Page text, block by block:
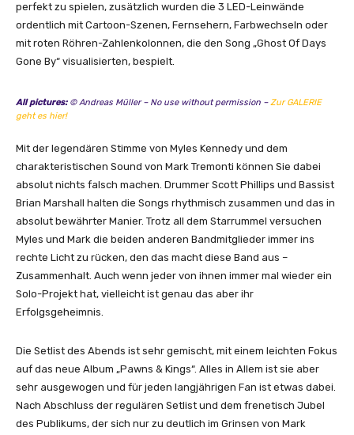
perfekt zu spielen, zusätzlich wurden die 3 LED-Leinwände
ordentlich mit Cartoon-Szenen, Fernsehern, Farbwechseln oder
mit roten Röhren-Zahlenkolonnen, die den Song „Ghost Of Days
Gone By“ visualisierten, bespielt.
All pictures:© Andreas Müller – No use without permission –Zur GALERIE
geht es hier!
Mit der legendären Stimme von Myles Kennedy und dem
charakteristischen Sound von Mark Tremonti können Sie dabei
absolut nichts falsch machen. Drummer Scott Phillips und Bassist
Brian Marshall halten die Songs rhythmisch zusammen und das in
absolut bewährter Manier. Trotz all dem Starrummel versuchen
Myles und Mark die beiden anderen Bandmitglieder immer ins
rechte Licht zu rücken, den das macht diese Band aus –
Zusammenhalt. Auch wenn jeder von ihnen immer mal wieder ein
Solo-Projekt hat, vielleicht ist genau das aber ihr
Erfolgsgeheimnis.
Die Setlist des Abends ist sehr gemischt, mit einem leichten Fokus
auf das neue Album „Pawns & Kings“. Alles in Allem ist sie aber
sehr ausgewogen und für jeden langjährigen Fan ist etwas dabei.
Nach Abschluss der regulären Setlist und dem frenetisch Jubel
des Publikums, der sich nur zu deutlich im Grinsen von Mark